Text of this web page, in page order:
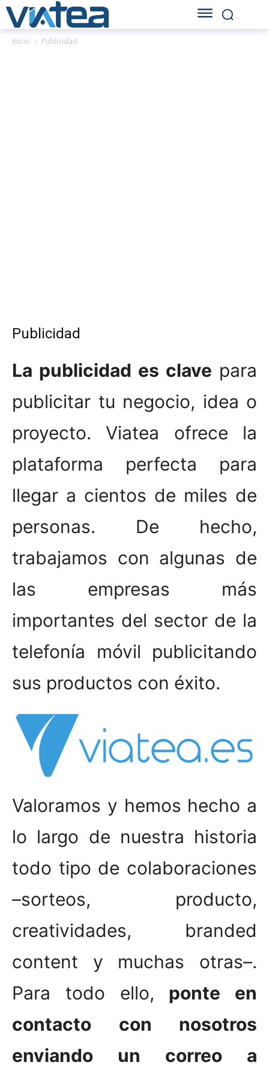
Inicio Publicidad
Publicidad
La publicidad es clave para
publicitar tu negocio, idea o
proyecto. Viatea ofrece la
plataforma perfecta para
llegar a cientos de miles de
personas. De hecho,
trabajamos con algunas de
las empresas más
importantes del sector de la
telefonía móvil publicitando
sus productos con éxito.
Valoramos y hemos hecho a
lo largo de nuestra historia
todo tipo de colaboraciones
–sorteos, producto,
creatividades, branded
content y muchas otras–.
Para todo ello, ponte en
contacto con nosotros
enviando un correo a